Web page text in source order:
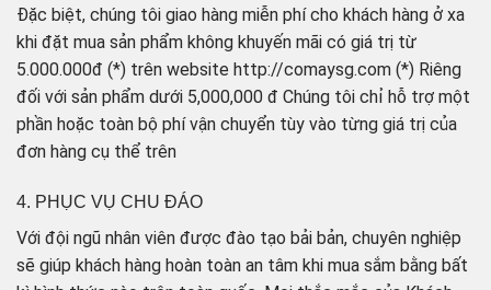
Đặc biệt, chúng tôi giao hàng miễn phí cho khách hàng ở xa
khi đặt mua sản phẩm không khuyến mãi có giá trị từ
5.000.000đ (*) trên website http://comaysg.com (*) Riêng
đối với sản phẩm dưới 5,000,000 đ Chúng tôi chỉ hỗ trợ một
phần hoặc toàn bộ phí vận chuyển tùy vào từng giá trị của
đơn hàng cụ thể trên
4. PHỤC VỤ CHU ĐÁO
Với đội ngũ nhân viên được đào tạo bải bản, chuyên nghiệp
sẽ giúp khách hàng hoàn toàn an tâm khi mua sắm bằng bất